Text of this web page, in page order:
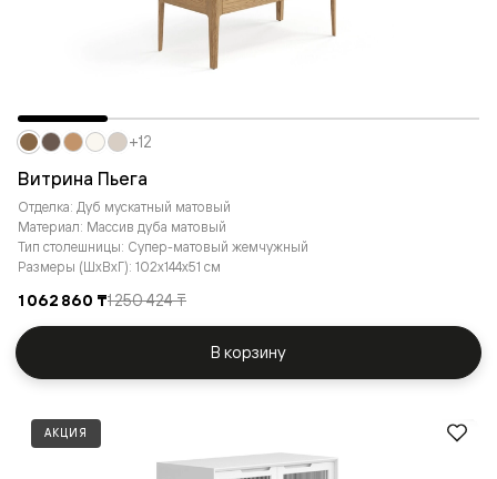
Витрина Пьега
Отделка: Дуб мускатный матовый
Материал: Массив дуба матовый
Тип столешницы: Супер-матовый жемчужный
Размеры (ШxВxГ): 102x144x51 см
1 062 860 ₸1 250 424 ₸
+12
В корзину
АКЦИЯ